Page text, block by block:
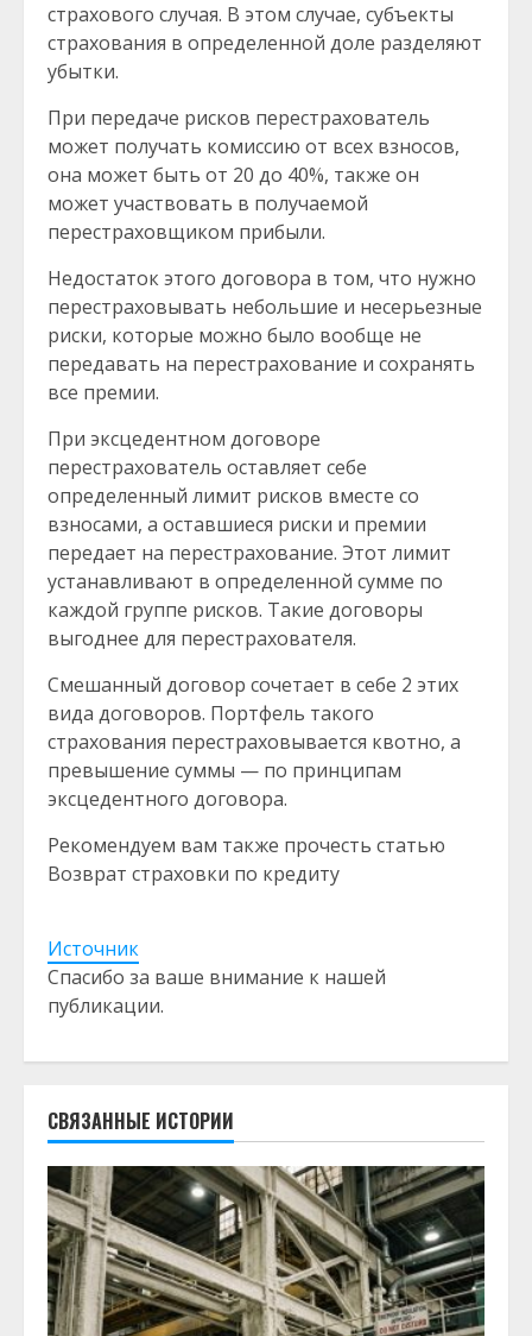
страхового случая. В этом случае, субъекты
страхования в определенной доле разделяют
убытки.
При передаче рисков перестрахователь
может получать комиссию от всех взносов,
она может быть от 20 до 40%, также он
может участвовать в получаемой
перестраховщиком прибыли.
Недостаток этого договора в том, что нужно
перестраховывать небольшие и несерьезные
риски, которые можно было вообще не
передавать на перестрахование и сохранять
все премии.
При эксцедентном договоре
перестрахователь оставляет себе
определенный лимит рисков вместе со
взносами, а оставшиеся риски и премии
передает на перестрахование. Этот лимит
устанавливают в определенной сумме по
каждой группе рисков. Такие договоры
выгоднее для перестрахователя.
Смешанный договор сочетает в себе 2 этих
вида договоров. Портфель такого
страхования перестраховывается квотно, а
превышение суммы — по принципам
эксцедентного договора.
Рекомендуем вам также прочесть статью
Возврат страховки по кредиту
Источник
Спасибо за ваше внимание к нашей
публикации.
СВЯЗАННЫЕ ИСТОРИИ